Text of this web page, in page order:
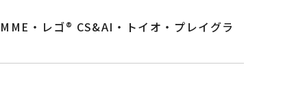
・レゴ® CS&AI・トイオ・プレイグラ